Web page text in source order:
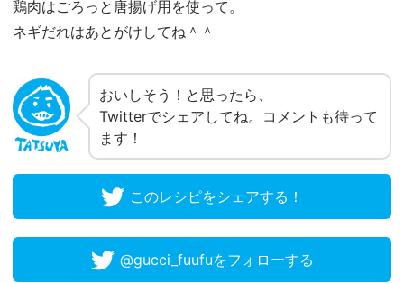
鶏肉はごろっと唐揚げ用を使って。
ネギだれはあとがけしてね＾＾
おいしそう！と思ったら、
Twitterでシェアしてね。コメントも待って
ます！
このレシピをシェアする！
@gucci_fuufuをフォローする